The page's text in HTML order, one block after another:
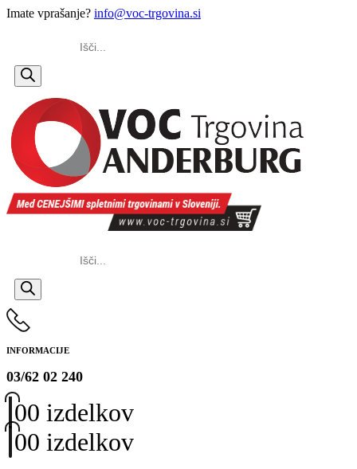
Imate vprašanje? info@voc-trgovina.si
INFORMACIJE
03/62 02 240
00 izdelkov
00 izdelkov